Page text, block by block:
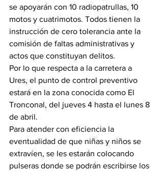
se apoyarán con 10 radiopatrullas, 10
motos y cuatrimotos. Todos tienen la
instrucción de cero tolerancia ante la
comisión de faltas administrativas y
actos que constituyan delitos.
Por lo que respecta a la carretera a
Ures, el punto de control preventivo
estará en la zona conocida como El
Tronconal, del jueves 4 hasta el lunes 8
de abril.
Para atender con eficiencia la
eventualidad de que niñas y niños se
extravíen, se les estarán colocando
pulseras donde se podrán escribirse los